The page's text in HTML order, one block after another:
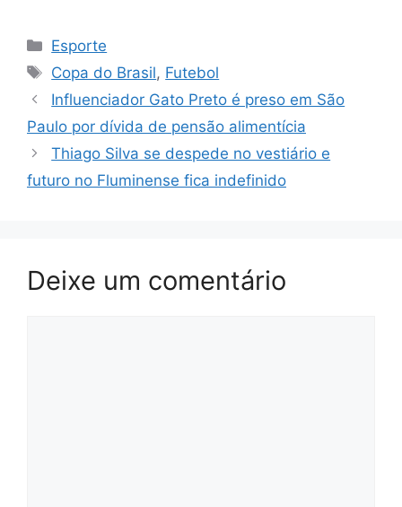
Categorias
Esporte
Tags
Copa do Brasil, Futebol
Influenciador Gato Preto é preso em São
Paulo por dívida de pensão alimentícia
Thiago Silva se despede no vestiário e
futuro no Fluminense fica indefinido
Deixe um comentário